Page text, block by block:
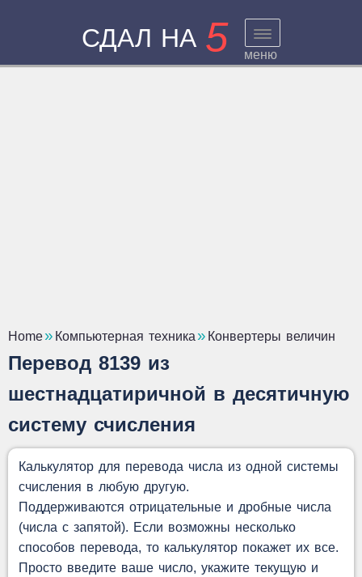
СДАЛ НА 5 меню
Home Компьютерная техника Конвертеры величин
Перевод 8139 из
шестнадцатиричной в десятичную
систему счисления
Калькулятор для перевода числа из одной системы
счисления в любую другую.
Поддерживаются отрицательные и дробные числа
(числа с запятой). Если возможны несколько
способов перевода, то калькулятор покажет их все.
Просто введите ваше число, укажите текущую и